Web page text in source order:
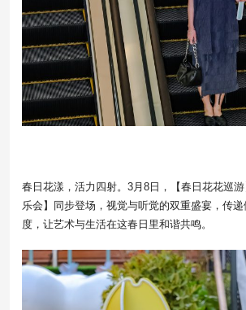
春日花漾，活力四射。3月8日，【春日花花巡
乐会】同步登场，视觉与听觉的双重盛宴，传
度，让艺术与生活在这春日里和谐共鸣。